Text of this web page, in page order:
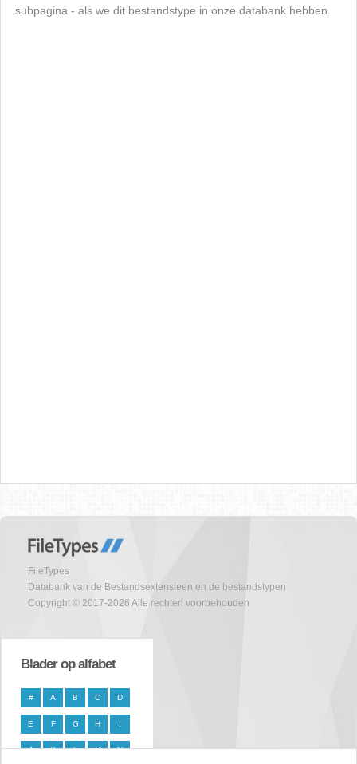
subpagina - als we dit bestandstype in onze databank hebben.
FileTypes
Databank van de Bestandsextensieen en de bestandstypen
Copyright © 2017-2026 Alle rechten voorbehouden
Blader op alfabet
# A B C D
E F G H I
J K L M N